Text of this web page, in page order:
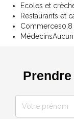
Ecoles et
Restaurants et
Commerces0,8
Médecins